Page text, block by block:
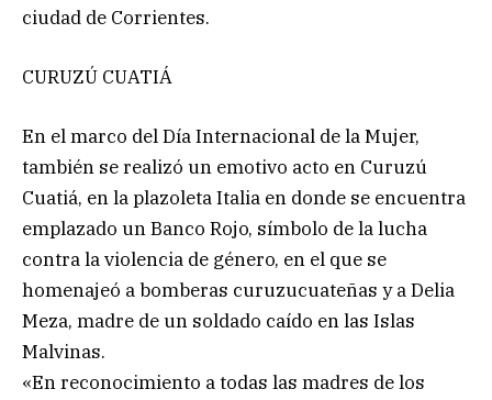
ciudad de Corrientes.
CURUZÚ CUATIÁ
En el marco del Día Internacional de la Mujer,
también se realizó un emotivo acto en Curuzú
Cuatiá, en la plazoleta Italia en donde se encuentra
emplazado un Banco Rojo, símbolo de la lucha
contra la violencia de género, en el que se
homenajeó a bomberas curuzucuateñas y a Delia
Meza, madre de un soldado caído en las Islas
Malvinas.
«En reconocimiento a todas las madres de los